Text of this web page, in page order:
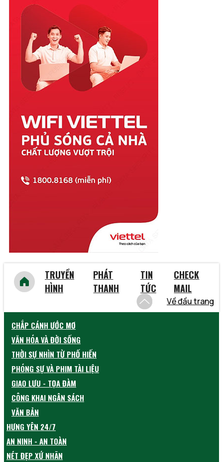
Quảng Ngãi
Quảng Ninh
Quảng Trị
Sóc Trăng
Sơn La
Tây Ninh
Thái Bình
Thái Nguyên
Thừa Thiên Huế
Tiền Giang
Trà Vinh
Tuyên Quang
Vĩnh Phúc
Vũng Tàu
TRUYỀN
HÌNH
PHÁT
THANH
TIN
TỨC
CHECK
MAIL
Về đầu trang
CHẮP CÁNH ƯỚC MƠ
VĂN HÓA VÀ ĐỜI SỐNG
THỜI SỰ NHÌN TỪ PHỐ HIẾN
PHÓNG SỰ VÀ PHIM TÀI LIỆU
GIAO LƯU - TỌA ĐÀM
CÔNG KHAI NGÂN SÁCH
VĂN BẢN
HƯNG YÊN 24/7
AN NINH - AN TOÀN
NÉT ĐẸP XỨ NHÃN